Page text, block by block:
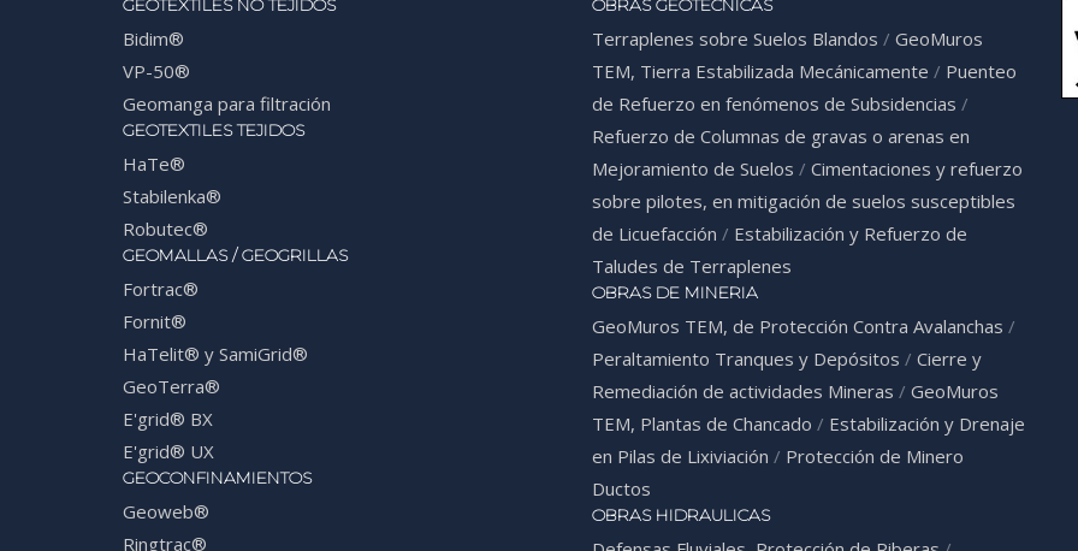
GEOTEXTILES NO TEJIDOS
Bidim®
VP-50®
Geomanga para filtración
GEOTEXTILES TEJIDOS
HaTe®
Stabilenka®
Robutec®
GEOMALLAS / GEOGRILLAS
Fortrac®
Fornit®
HaTelit® y SamiGrid®
GeoTerra®
E'grid® BX
E'grid® UX
GEOCONFINAMIENTOS
Geoweb®
Ringtrac®
OBRAS GEOTECNICAS
Terraplenes sobre Suelos Blandos / GeoMuros
TEM, Tierra Estabilizada Mecánicamente / Puenteo
de Refuerzo en fenómenos de Subsidencias /
Refuerzo de Columnas de gravas o arenas en
Mejoramiento de Suelos / Cimentaciones y refuerzo
sobre pilotes, en mitigación de suelos susceptibles
de Licuefacción / Estabilización y Refuerzo de
Taludes de Terraplenes
OBRAS DE MINERIA
GeoMuros TEM, de Protección Contra Avalanchas /
Peraltamiento Tranques y Depósitos / Cierre y
Remediación de actividades Mineras / GeoMuros
TEM, Plantas de Chancado / Estabilización y Drenaje
en Pilas de Lixiviación / Protección de Minero
Ductos
OBRAS HIDRAULICAS